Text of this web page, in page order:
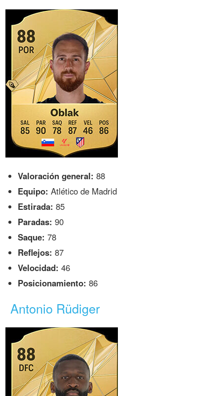
Valoración general: 88
Equipo: Atlético de Madrid
Estirada: 85
Paradas: 90
Saque: 78
Reflejos: 87
Velocidad: 46
Posicionamiento: 86
Antonio Rüdiger